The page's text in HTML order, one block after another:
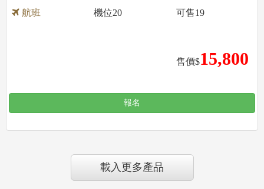
航班
售價$15,800
機位20 可售19
報名
載入更多產品